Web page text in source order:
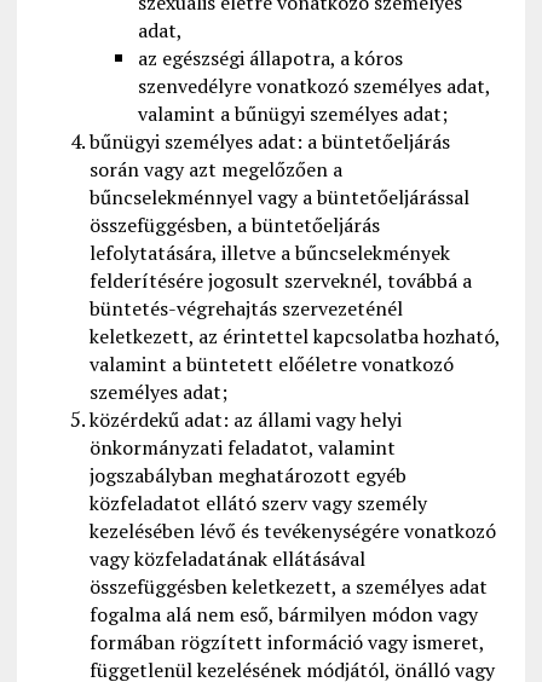
adat,
az egészségi állapotra, a kóros
szenvedélyre vonatkozó személyes adat,
valamint a bűnügyi személyes adat;
bűnügyi személyes adat: a büntetőeljárás
során vagy azt megelőzően a
bűncselekménnyel vagy a büntetőeljárással
összefüggésben, a büntetőeljárás
lefolytatására, illetve a bűncselekmények
felderítésére jogosult szerveknél, továbbá a
büntetés-végrehajtás szervezeténél
keletkezett, az érintettel kapcsolatba hozható,
valamint a büntetett előéletre vonatkozó
személyes adat;
közérdekű adat: az állami vagy helyi
önkormányzati feladatot, valamint
jogszabályban meghatározott egyéb
közfeladatot ellátó szerv vagy személy
kezelésében lévő és tevékenységére vonatkozó
vagy közfeladatának ellátásával
összefüggésben keletkezett, a személyes adat
fogalma alá nem eső, bármilyen módon vagy
formában rögzített információ vagy ismeret,
függetlenül kezelésének módjától, önálló vagy